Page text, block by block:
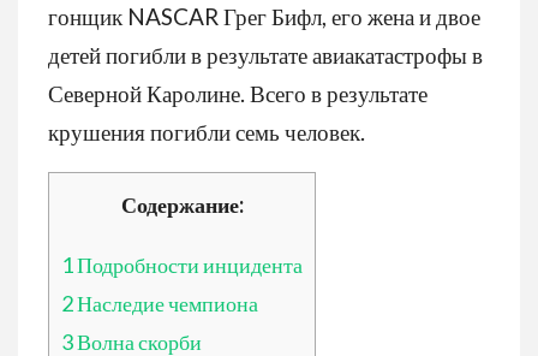
гонщик NASCAR Грег Бифл, его жена и двое
детей погибли в результате авиакатастрофы в
Северной Каролине. Всего в результате
крушения погибли семь человек.
Содержание:
1Подробности инцидента
2Наследие чемпиона
3Волна скорби